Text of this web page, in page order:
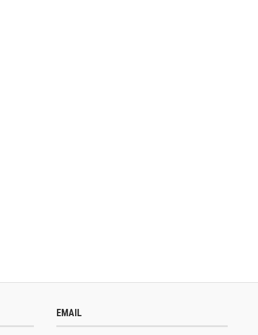
EMAIL